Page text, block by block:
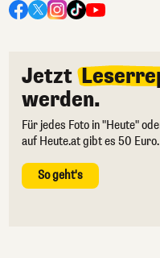
Jetzt
werden.
Für jedes Foto in "Heute"
auf Heute.at gibt es 50 Euro.
So geht's